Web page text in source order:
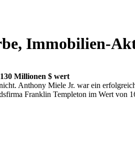
Immobilien-
Millionen $ wert
Anthony Miele Jr. war ein
Franklin Templeton im Wert